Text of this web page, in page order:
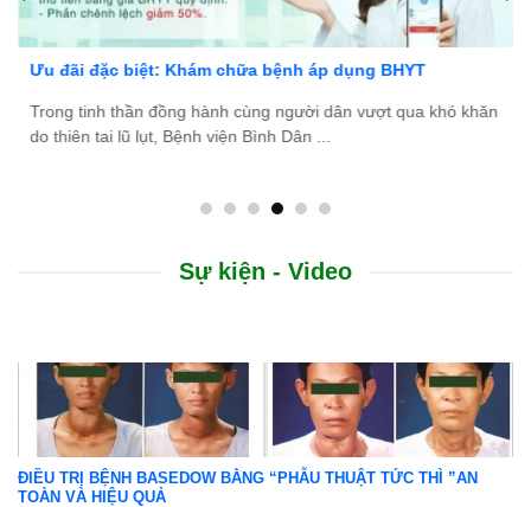
khó khăn
Bệnh viện Bình Dân Đà Nẵng thông báo
Bệnh viện Bình Dân Đà Nẵng đang tìm kiếm
tài năng, nhiệt huyết để gia nhập đội ngũ ...
Sự kiện - Video
ĐIỀU TRỊ BỆNH BASEDOW BẰNG “PHẪU THUẬT TỨC THÌ ”AN
TOÀN VÀ HIỆU QUẢ